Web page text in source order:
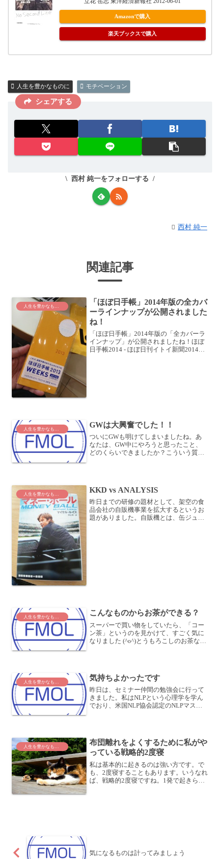
Amazonで購入
楽天ブックスで購入
人生を豊かなものに モチベーション
シェアする
西村 純一をフォローする
西村 純一
関連記事
「ほぼ日手帳」2014年版の全カバ
ーラインナップが公開されました
ね！
「ほぼ日手帳」2014年版の「全カバーラ
インナップ」が公開されましたね！ほぼ
日手帳2014 - ほぼ日刊イトイ新聞2014年
人生を豊かなものに GWは大興奮でした！！
ついにGWも明けてしまいましたね。あ
なたは、GW中にやろうと思ったこと、
どのくらいできましたか？こういう質問
KKD vs ANALYSIS
昨日までの研修の題材として、架空の食
品会社の自販機事業を拡大するというお
題がありました。自販機とは、缶ジュー
人生を豊かなものに こんなものからお茶ができる？
スーパーで買い物をしていたら、「コー
ン茶」というのを見かけて、すごく気に
なりました (^o^)とうもろこしのお茶なん
かな？疑問は尽き...
気持ちよかったです
昨日は、セミナー仲間の勉強会に行って
きました。私はNLPという心理学を学ん
でおり、米国NLP協会認定のNLPマスタ
とでも思って下さい...
人生を豊かなものに
布団離れをよくするために私がや
っている戦略的2度寝
私は基本的に起きるのは強い方です。で
も、2度寝することもあります。いうなれ
ば、戦略的2度寝ですね。1発で起きられ
気になるものは計ってみましょう